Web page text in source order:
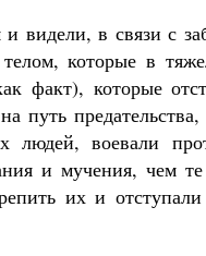
видели, в связи с
которые в
факт), которые
путь
людей, воевали
и мучения, чем
их и